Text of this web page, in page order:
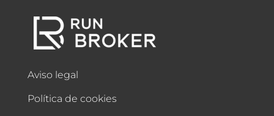
Aviso legal
Política de cookies